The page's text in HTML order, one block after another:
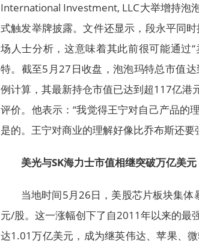
International Investment, LLC大举增持泡
式触发举牌披露。文件还显示，段永平同
场人士分析，这意味着其此前很可能通过
特。截至5月27日收盘，泡泡玛特总市值
例计算，其最新持仓市值已达到超117亿港
评价。他表示：“我觉得王宁对自己产品的
是的。王宁对商业的理解好像比乔布斯还要
美光与SK海力士市值相继突破万亿美
当地时间5月26日，美股芯片板块集
元/股。这一涨幅创下了自2011年以来的最
达1.01万亿美元，成为继英伟达、苹果、